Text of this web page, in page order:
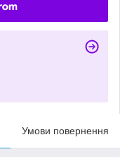
Умови повернення